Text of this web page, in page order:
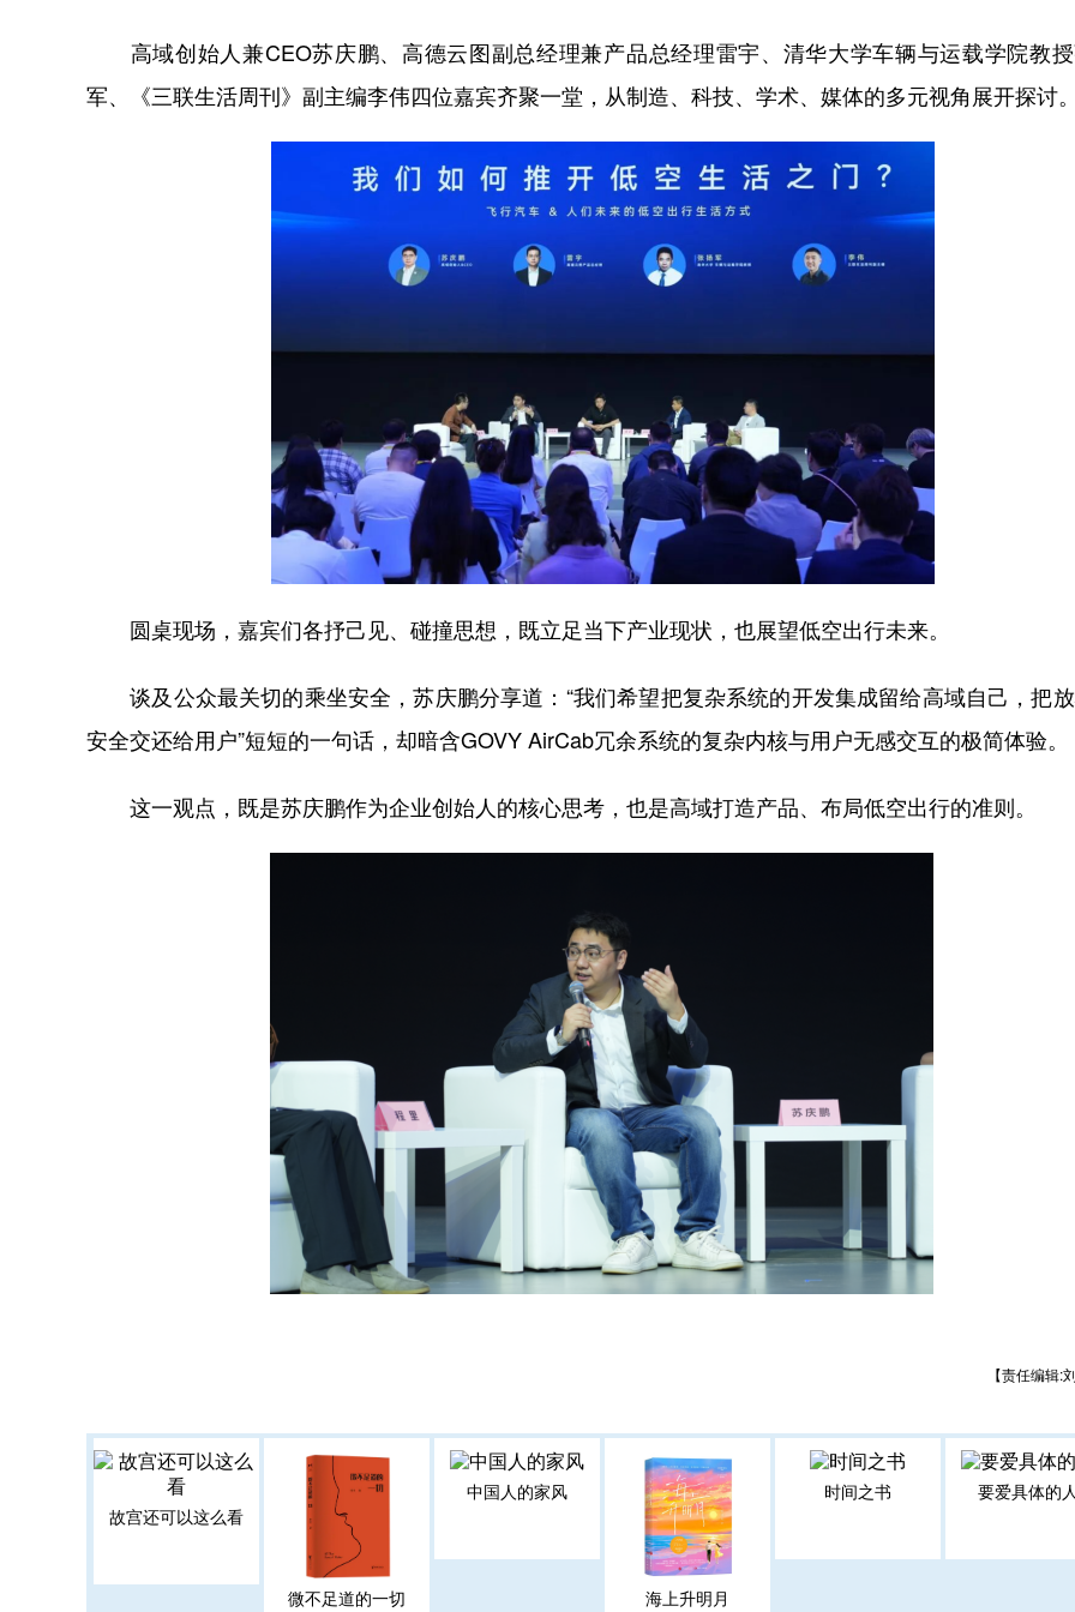
高域创始人兼CEO苏庆鹏、高德云图副总经理兼产品总经理雷宇、清华大学车辆与运载学院教
军、《三联生活周刊》副主编李伟四位嘉宾齐聚一堂，从制造、科技、学术、媒体的多元视角展开探讨
圆桌现场，嘉宾们各抒己见、碰撞思想，既立足当下产业现状，也展望低空出行未来。
谈及公众最关切的乘坐安全，苏庆鹏分享道：“我们希望把复杂系统的开发集成留给高域自己，把
安全交还给用户”短短的一句话，却暗含GOVY AirCab冗余系统的复杂内核与用户无感交互的极简体验。
这一观点，既是苏庆鹏作为企业创始人的核心思考，也是高域打造产品、布局低空出行的准则。
【责任编辑:
故宫还可以这么看
微不足道的一切
中国人的家风
海上升明月
时间之书 要爱具体的